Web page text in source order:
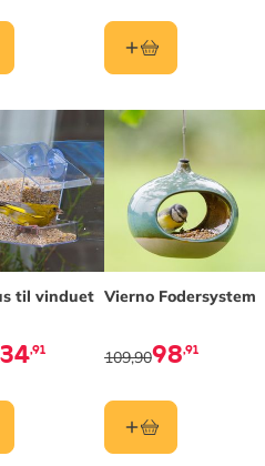
til vinduet
,91
Vierno Fodersystem
98,91
109,90